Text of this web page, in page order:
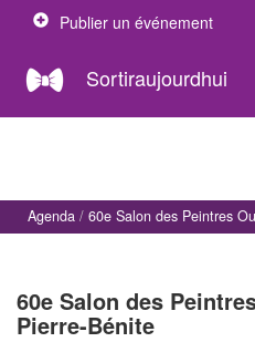
Publier un événement
Sortiraujourdhui
Agenda 60e Salon des Peintres
60e Salon des
Pierre-Bénite